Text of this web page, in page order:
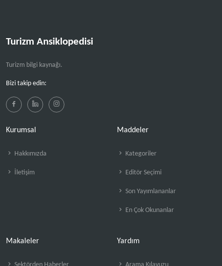
Turizm Ansiklopedisi
Turizm bilgi kaynağı.
Bizi takip edin:
Kurumsal
Hakkımızda
İletişim
Maddeler
Kategoriler
Editör Seçimi
Son Yayımlananlar
En Çok Okunanlar
Makaleler Yardım